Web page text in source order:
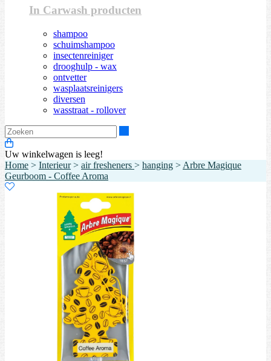
In Carwash producten
shampoo
schuimshampoo
insectenreiniger
drooghulp - wax
ontvetter
wasplaatsreinigers
diversen
wasstraat - rollover
Uw winkelwagen is leeg!
Home > Interieur> air fresheners > hanging > Arbre Magique
Geurboom - Coffee Aroma